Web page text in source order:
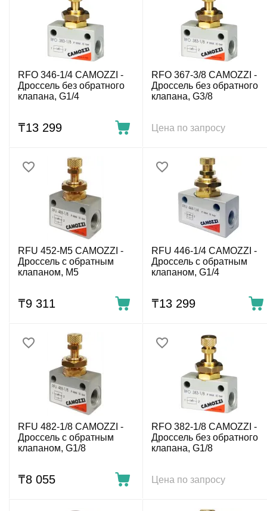
RFO 346-1/4 CAMOZZI -
Дроссель без обратного
клапана, G1/4
₸13 299
RFO 367-3/8 CAMOZZI -
Дроссель без обратного
клапана, G3/8
Цена по запросу
RFU 452-M5 CAMOZZI -
Дроссель с обратным
клапаном, M5
₸9 311
RFU 446-1/4 CAMOZZI -
Дроссель с обратным
клапаном, G1/4
₸13 299
RFU 482-1/8 CAMOZZI -
Дроссель с обратным
клапаном, G1/8
₸8 055
RFO 382-1/8 CAMOZZI -
Дроссель без обратного
клапана, G1/8
Цена по запросу